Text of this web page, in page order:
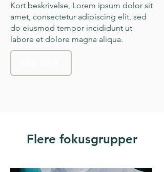
Kort beskrivelse, Lorem ipsum dolor sit
amet, consectetur adipiscing elit, sed
do eiusmod tempor incididunt ut
labore et dolore magna aliqua.
Flere fokusgrupper